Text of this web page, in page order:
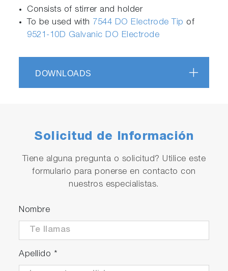
Consists of stirrer and holder
To be used with 7544 DO Electrode Tip of
9521-10D Galvanic DO Electrode
DOWNLOADS
Solicitud de Información
Tiene alguna pregunta o solicitud? Utilice este
formulario para ponerse en contacto con
nuestros especialistas.
Nombre
Apellido *